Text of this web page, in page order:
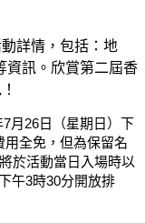
詳情，包括：地
資訊。欣賞第二屆香
月26日（星期日）下
全免，但為保留名
於活動當日入場時以
午3時30分開放排